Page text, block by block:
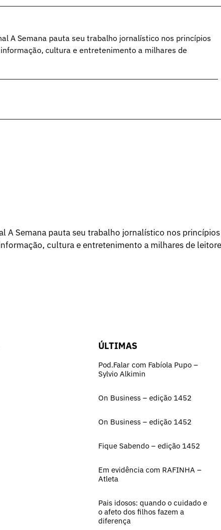
A Semana pauta seu trabalho jornalístico nos princípios
cultura e entretenimento a milhares de
A Semana pauta seu trabalho jornalístico nos princípios
cultura e entretenimento a milhares de
ÚLTIMAS
Pod.Falar com Fabíola Pupo –
Sylvio Alkimin
On Business – edição 1452
On Business – edição 1452
Fique Sabendo – edição 1452
Em evidência com RAFINHA –
Atleta
Pais idosos: quando o cuidado e
o afeto dos filhos fazem a
diferença